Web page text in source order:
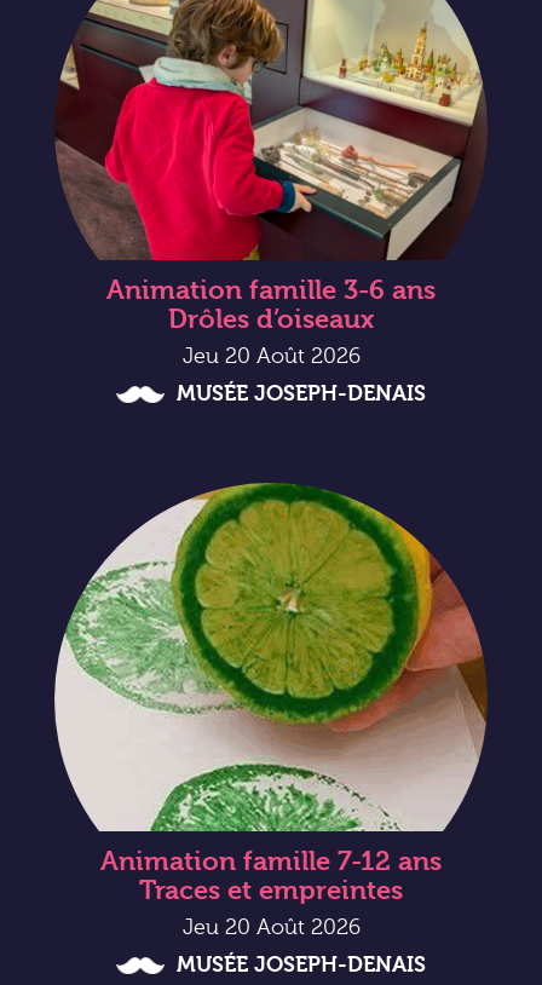
Animation famille 3-6 ans
Drôles d’oiseaux
Jeu 20 Août 2026
MUSÉE JOSEPH-DENAIS
Animation famille 7-12 ans
Traces et empreintes
Jeu 20 Août 2026
MUSÉE JOSEPH-DENAIS